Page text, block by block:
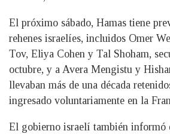
El próximo sábado, Hamas tiene
rehenes israelíes, incluidos Omer
Tov, Eliya Cohen y Tal Shoham,
octubre, y a Avera Mengistu y
llevaban más de una década
ingresado voluntariamente en la
El gobierno israelí también informó